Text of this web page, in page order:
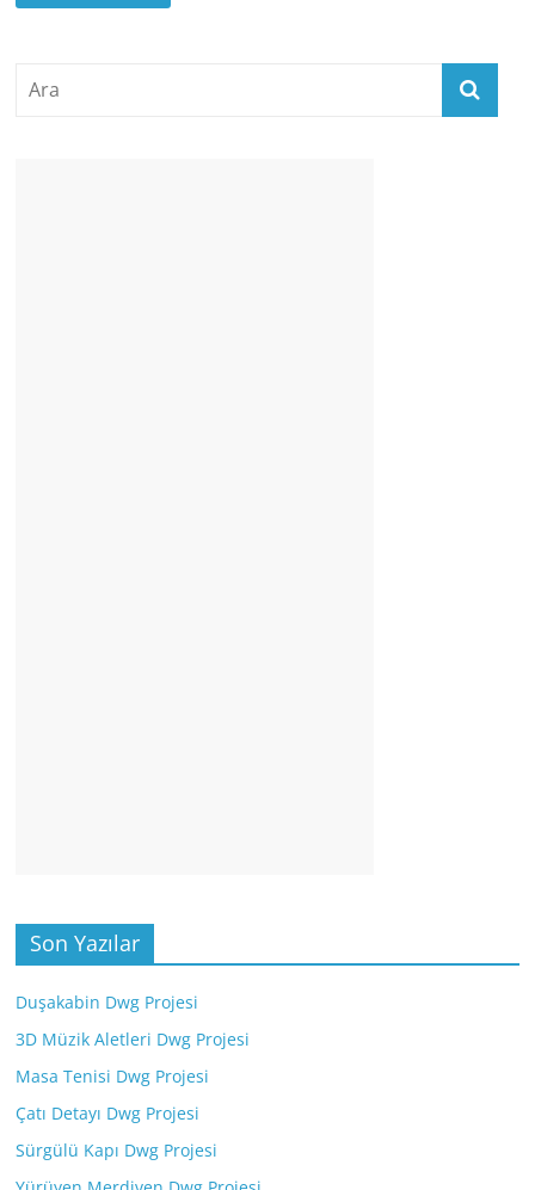
Son Yazılar
Duşakabin Dwg Projesi
3D Müzik Aletleri Dwg Projesi
Masa Tenisi Dwg Projesi
Çatı Detayı Dwg Projesi
Sürgülü Kapı Dwg Projesi